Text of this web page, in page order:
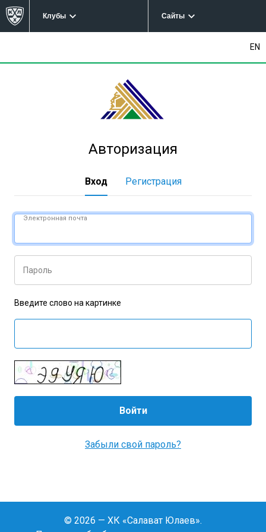
Клубы Сайты
EN
Авторизация
Вход Регистрация
Электронная почта
Пароль
Введите слово на картинке
Забыли свой пароль?
© 2026 — ХК «Салават Юлаев».